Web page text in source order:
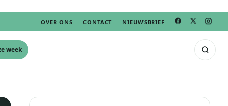
OVER ONS CONTACT NIEUWSBRIEF
week